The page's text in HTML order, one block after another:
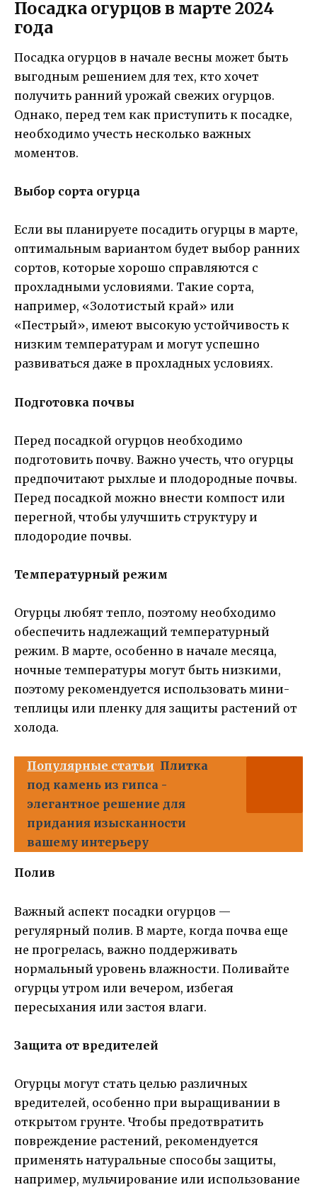
Посадка огурцов в марте 2024
года
Посадка огурцов в начале весны может быть
выгодным решением для тех, кто хочет
получить ранний урожай свежих огурцов.
Однако, перед тем как приступить к посадке,
необходимо учесть несколько важных
моментов.
Выбор сорта огурца
Если вы планируете посадить огурцы в марте,
оптимальным вариантом будет выбор ранних
сортов, которые хорошо справляются с
прохладными условиями. Такие сорта,
например, «Золотистый край» или
«Пестрый», имеют высокую устойчивость к
низким температурам и могут успешно
развиваться даже в прохладных условиях.
Подготовка почвы
Перед посадкой огурцов необходимо
подготовить почву. Важно учесть, что огурцы
предпочитают рыхлые и плодородные почвы.
Перед посадкой можно внести компост или
перегной, чтобы улучшить структуру и
плодородие почвы.
Температурный режим
Огурцы любят тепло, поэтому необходимо
обеспечить надлежащий температурный
режим. В марте, особенно в начале месяца,
ночные температуры могут быть низкими,
поэтому рекомендуется использовать мини-
теплицы или пленку для защиты растений от
холода.
Популярные статьи Плитка
под камень из гипса -
элегантное решение для
придания изысканности
вашему интерьеру
Полив
Важный аспект посадки огурцов —
регулярный полив. В марте, когда почва еще
не прогрелась, важно поддерживать
нормальный уровень влажности. Поливайте
огурцы утром или вечером, избегая
пересыхания или застоя влаги.
Защита от вредителей
Огурцы могут стать целью различных
вредителей, особенно при выращивании в
открытом грунте. Чтобы предотвратить
повреждение растений, рекомендуется
применять натуральные способы защиты,
например, мульчирование или использование